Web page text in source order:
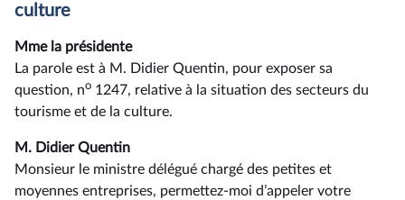
culture
Mme la présidente
La parole est à M. Didier Quentin, pour exposer sa
question, no 1247, relative à la situation des secteurs du
tourisme et de la culture.
M. Didier Quentin
Monsieur le ministre délégué chargé des petites et
moyennes entreprises, permettez-moi d’appeler votre